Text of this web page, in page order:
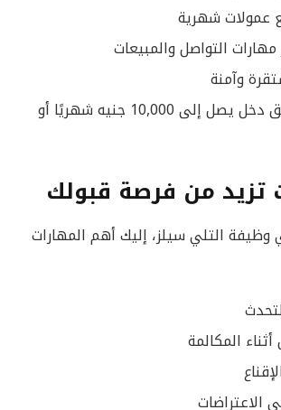
عمولات شهرية
التواصل والمبيعات
وآمنة
إمكانية تحقيق دخل يصل إلى 10,000 جنيه شهريًا أو
تزيد من فرصة قبولك
التلي سيلز، إليك أهم المهارات
المكالمة
الاعتراضات